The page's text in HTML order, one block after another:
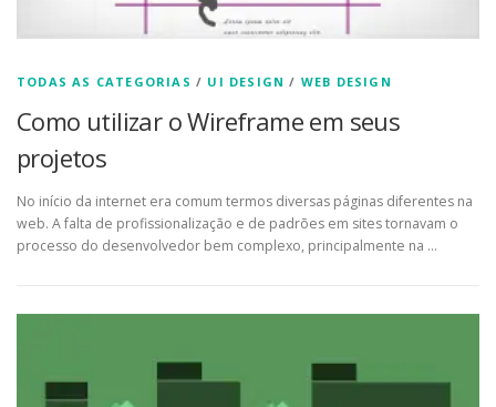
TODAS AS CATEGORIAS / UI DESIGN / WEB DESIGN
Como utilizar o Wireframe em seus
projetos
No início da internet era comum termos diversas páginas diferentes na
web. A falta de profissionalização e de padrões em sites tornavam o
processo do desenvolvedor bem complexo, principalmente na …